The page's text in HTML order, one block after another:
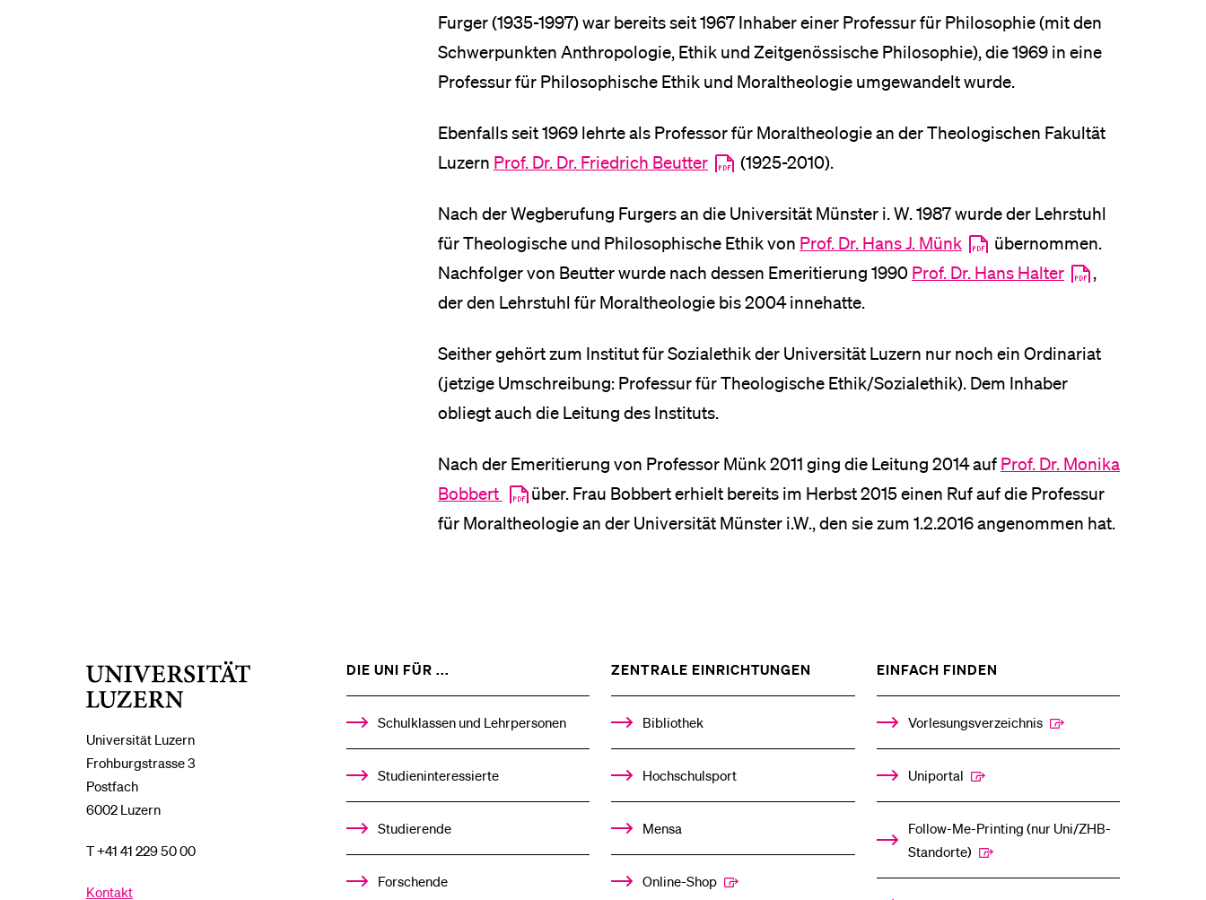
Furger (1935-1997) war bereits seit 1967 Inhaber einer Professur für Philosophie (mit den
Schwerpunkten Anthropologie, Ethik und Zeitgenössische Philosophie), die 1969 in eine
Professur für Philosophische Ethik und Moraltheologie umgewandelt wurde.
Ebenfalls seit 1969 lehrte als Professor für Moraltheologie an der Theologischen Fakultät
Luzern Prof. Dr. Dr. Friedrich Beutter (1925-2010).
Nach der Wegberufung Furgers an die Universität Münster i. W. 1987 wurde der Lehrstuhl
für Theologische und Philosophische Ethik von Prof. Dr. Hans J. Münk
übernommen.
Nachfolger von Beutter wurde nach dessen Emeritierung 1990 Prof. Dr. Hans Halter
,
der den Lehrstuhl für Moraltheologie bis 2004 innehatte.
Seither gehört zum Institut für Sozialethik der Universität Luzern nur noch ein Ordinariat
(jetzige Umschreibung: Professur für Theologische Ethik/Sozialethik). Dem Inhaber
obliegt auch die Leitung des Instituts.
Nach der Emeritierung von Professor Münk 2011 ging die Leitung 2014 auf Prof. Dr. Monika
Bobbert
über. Frau Bobbert erhielt bereits im Herbst 2015 einen Ruf auf die Professur
für Moraltheologie an der Universität Münster i.W., den sie zum 1.2.2016 angenommen hat.
Universität Luzern
Frohburgstrasse 3
Postfach
6002 Luzern
T +41 41 229 50 00
Kontakt
DIE UNI FÜR ...
%1$S
UNTERMENÜ
Schulklassen und Lehrpersonen
Studieninteressierte
Studierende
Forschende
ZENTRALE EINRICHTUNGEN
%1$S
UNTERMENÜ
Bibliothek
Hochschulsport
Mensa
Online-Shop
EINFACH FINDEN
%1$S
UNTERMENÜ
Vorlesungsverzeichnis
Uniportal
Follow-Me-Printing­ ­(nur Uni/ZHB-
Standorte)